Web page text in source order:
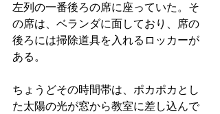
左列の一番後ろの席に座っていた。そ
の席は、ベランダに面しており、席の
後ろには掃除道具を入れるロッカーが
ある。
ちょうどその時間帯は、ポカポカとし
た太陽の光が窓から教室に差し込んで